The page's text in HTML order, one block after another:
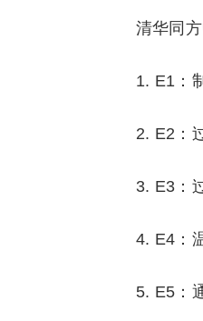
清华同
1. E1：
2. E2：
3. E3：
4. E4：
5. E5：